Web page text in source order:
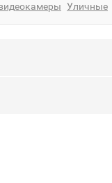
Уличные